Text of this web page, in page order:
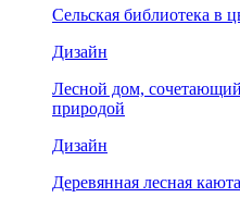
Сельская библиотека в
Дизайн
Лесной дом,
природой
Дизайн
Деревянная лесная